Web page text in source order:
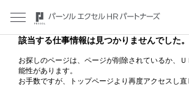
該当する仕事情報は見つかりませんでした。
お探しのページは、ページが削除されているか、
能性があります。
お手数ですが、トップページより再度アクセスし直